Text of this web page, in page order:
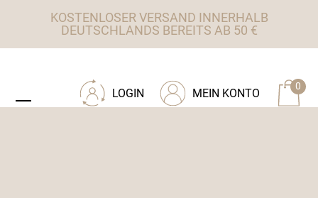
KOSTENLOSER VERSAND INNERHALB
DEUTSCHLANDS BEREITS AB 50 €
0
MEIN KONTO
LOGIN